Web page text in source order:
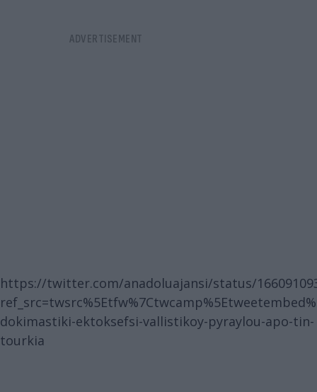
https://twitter.com/anadoluajansi/status/
dokimastiki-ektoksefsi-vallistikoy-pyraylou-apo-tin-
tourkia